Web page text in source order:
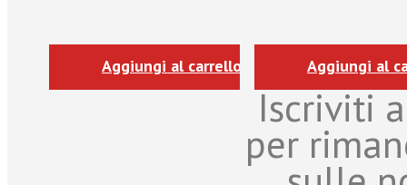
Aggiungi al carrello Aggiungi al
Iscriviti
per